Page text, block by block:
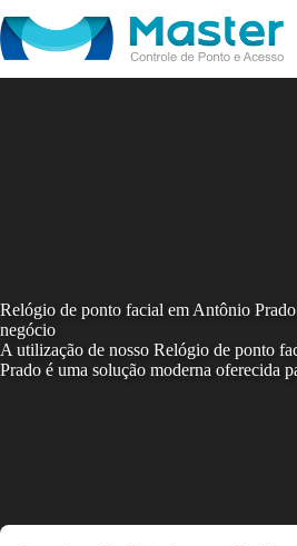
to
content
Relógio de ponto facial em Antônio
negócio
A utilização de nosso Relógio de ponto
Prado é uma solução moderna oferecida